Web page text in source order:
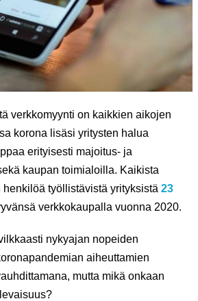
verkkomyynti on kaikkien aikojen
korona lisäsi yritysten halua
erityisesti majoitus- ja
kaupan toimialoilla. Kaikista
työllistävistä yrityksistä 23
verkkokaupalla vuonna 2020.
nykyajan nopeiden
aiheuttamien
mutta mikä onkaan